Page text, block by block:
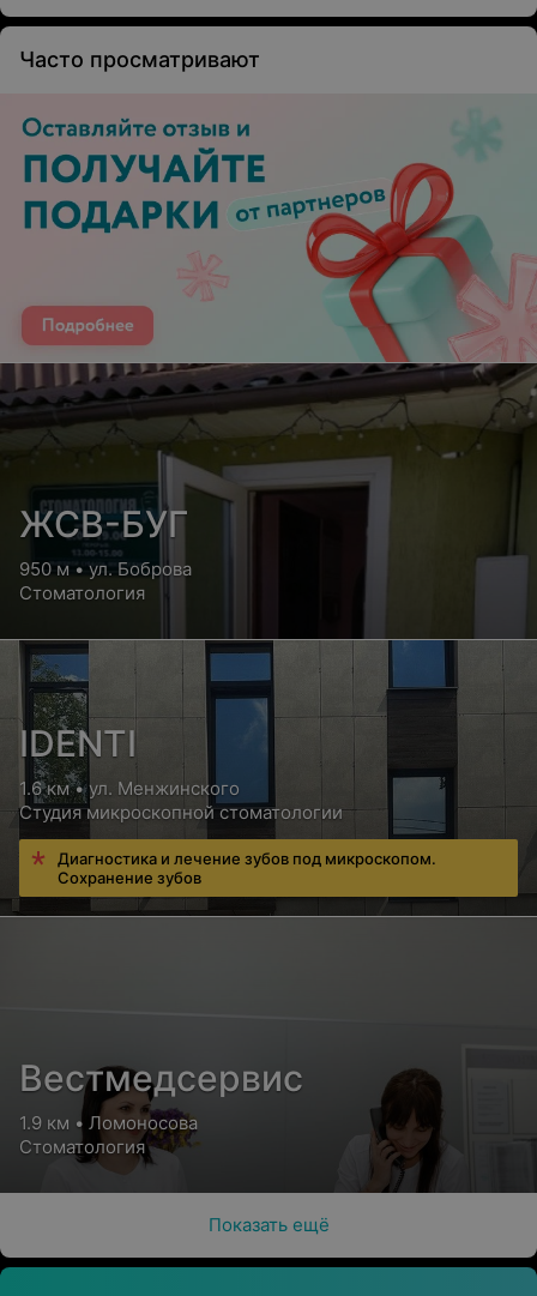
Часто просматривают
ЖСВ-БУГ
950 м • ул. Боброва
Стоматология
IDENTI
1.6 км • ул. Менжинского
Студия микроскопной стоматологии
Диагностика и лечение зубов под микроскопом.
Сохранение зубов
Вестмедсервис
1.9 км • Ломоносова
Стоматология
Показать ещё